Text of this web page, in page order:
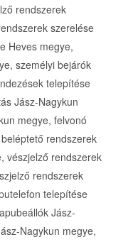
rendszerek
szerelése
Heves megye,
személyi bejárók
telepítése
Jász-Nagykun
megye, felvonó
rendszerek
vészjelző rendszerek
rendszerek
telepítése
Jász-
Nagykun megye,